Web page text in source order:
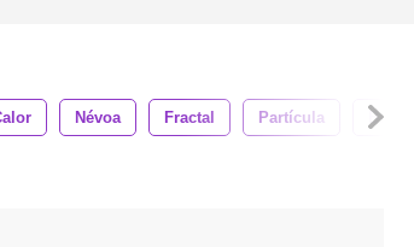
Névoa Fractal Partícula